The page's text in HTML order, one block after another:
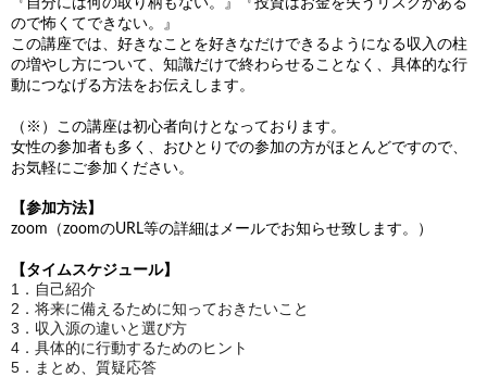
『自分には何の取り柄もない。』『投資はお金を失うリスクがある
ので怖くてできない。』
この講座では、好きなことを好きなだけできるようになる収入の柱
の増やし方について、知識だけで終わらせることなく、具体的な行
動につなげる方法をお伝えします。
（※）この講座は初心者向けとなっております。
女性の参加者も多く、おひとりでの参加の方がほとんどですので、
お気軽にご参加ください。
【参加方法】
zoom（zoomのURL等の詳細はメールでお知らせ致します。）
【タイムスケジュール】
1．自己紹介
2．将来に備えるために知っておきたいこと
3．収入源の違いと選び方
4．具体的に行動するためのヒント
5．まとめ、質疑応答